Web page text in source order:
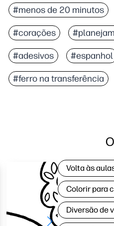
Vários protetores por
#menos de 20 minutos
#corações
#adesivos #espanhol
#ferro na transferência
Volta às
Colorir para
Diversão de